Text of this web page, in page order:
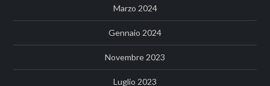
Marzo 2024
Gennaio 2024
Novembre 2023
Luglio 2023